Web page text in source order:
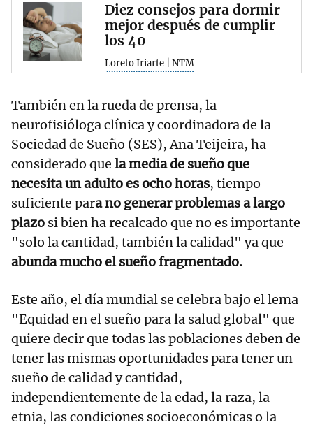
Diez consejos para dormir
mejor después de cumplir
los 40
Loreto Iriarte | NTM
También en la rueda de prensa, la
neurofisióloga clínica y coordinadora de la
Sociedad de Sueño (SES), Ana Teijeira, ha
considerado que la media de sueño que
necesita un adulto es ocho horas, tiempo
suficiente para no generar problemas a largo
plazo si bien ha recalcado que no es importante
"solo la cantidad, también la calidad" ya que
abunda mucho el sueño fragmentado.
Este año, el día mundial se celebra bajo el lema
"Equidad en el sueño para la salud global" que
quiere decir que todas las poblaciones deben de
tener las mismas oportunidades para tener un
sueño de calidad y cantidad,
independientemente de la edad, la raza, la
etnia, las condiciones socioeconómicas o la